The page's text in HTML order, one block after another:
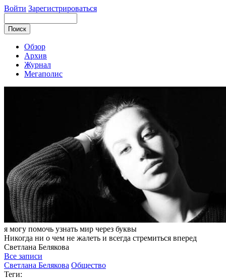
Войти Зарегистрироваться
Обзор
Архив
Журнал
Мегаполис
я могу помочь узнать мир через буквы
Никогда ни о чем не жалеть и всегда стремиться вперед
Светлана Белякова
Все записи
Светлана Белякова Общество
Теги: